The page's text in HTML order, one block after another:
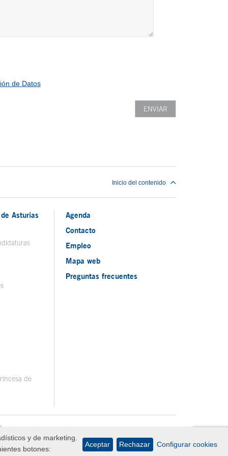
de Datos
Inicio del contenido
Asturias
de
Agenda
Contacto
Empleo
Mapa web
Preguntas frecuentes
y de marketing.
botones:
Configurar cookies
Rechazar
Aceptar